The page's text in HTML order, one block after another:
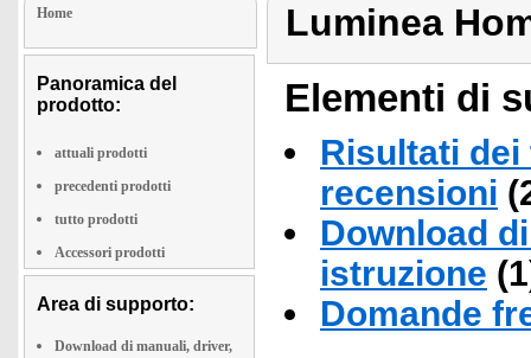
Home
Panoramica del
prodotto:
attuali prodotti
precedenti prodotti
tutto prodotti
Accessori prodotti
Area di supporto:
Download di manuali, driver,
Luminea
Elementi di
Risultati
recensioni
Download
istruzione
Domande